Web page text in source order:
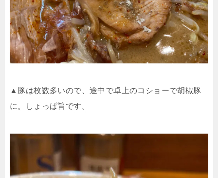
▲豚は枚数多いので、途中で卓上のコショーで胡椒豚
に。しょっぱ旨です。